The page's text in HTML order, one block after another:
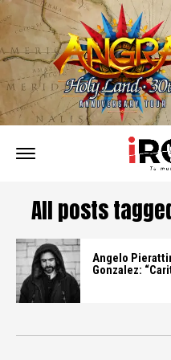
All posts
Angelo
Gonzalez: